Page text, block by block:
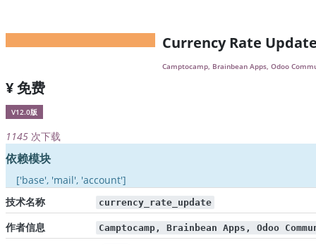
Currency Rate
Camptocamp, Brainbean Apps, Odoo
¥ 免费
V12.0版
1145 次下载
依赖模块
['base', 'mail', 'account']
技术名称
currency_rate_update
作者信息 Camptocamp, Brainbean Apps, Odoo